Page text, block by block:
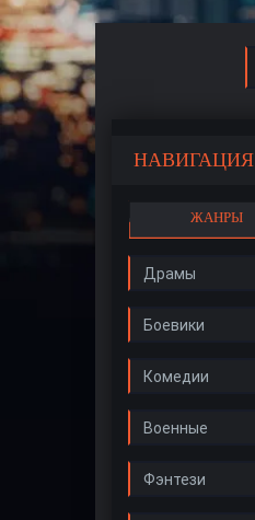
НАВИГАЦИЯ
ЖАНРЫ
Драмы
Боевики
Комедии
Военные
Фэнтези